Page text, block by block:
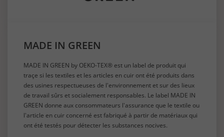
MADE IN GREEN
MADE IN GREEN by OEKO-TEX® est un label de produit qui
traçe si les textiles et les articles en cuir ont été produits dans
des usines respectueuses de l'environnement et sur des lieux
de travail sûrs et socialement responsables. Le label MADE IN
GREEN donne aux consommateurs l'assurance que le textile ou
l'article en cuir concerné est fabriqué à partir de matériaux qui
ont été testés pour détecter les substances nocives.